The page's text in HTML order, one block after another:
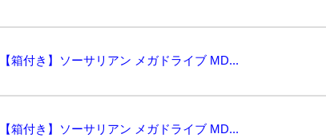
【箱付き】ソーサリアン メガドライブ MD...
【箱付き】ソーサリアン メガドライブ MD...